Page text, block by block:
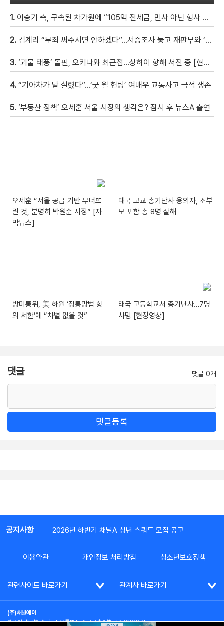
1. 이승기 측, 구속된 차가원에 “105억 전세금, 민사 아닌 형사 범죄…엄벌 원해” [자막뉴스]
2. 김계리 “무죄 써주시면 안하겠다”…서증조사 놓고 재판부와 ‘신경전’ [현장영상]
3. ‘괴물 태풍’ 돌핀, 오키나와 최근접…상하이 향해 서진 중 [현장영상]
4. “기아차가 날 살렸다”…‘굿 윌 헌팅’ 여배우 교통사고 극적 생존
5. ‘부동산 정책’ 오세훈 서울 시장의 생각은? 잠시 후 뉴스A 출연
오세훈 “서울 공급 기반 무너뜨
린 것, 분명히 박원순 시장” [자
막뉴스]
태국 고교 총기난사 용의자, 조부
모 포함 총 8명 살해
방미통위, 美 하원 ‘정통망법 항
의 서한’에 “차별 없을 것”
태국 고등학교서 총기난사…7명
사망 [현장영상]
댓글 댓글 0개
댓글등록
공지사항 2026년 하반기 채널A 청년 스쿼드 모집 공고
이용약관 개인정보 처리방침 청소년보호정책
관련사이트 바로가기 관계사 바로가기
(주)채널에이
대표이사: 김차수 | 서울특별시 종로구 청계천로 1 (03187)